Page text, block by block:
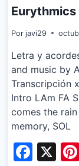
Eurythmics
Por javi29
Letra y
and music by
Transcripción
Intro LAm FA
comes the
X